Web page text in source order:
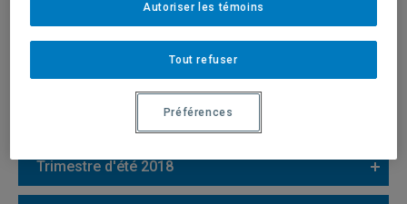
(PDF), ce dernier a priorité.
À moins d'indications contraires, les dates
concernent tous les étudiants.
Trimestre d'été 2018
Tout refuser
Autoriser les témoins
Préférences